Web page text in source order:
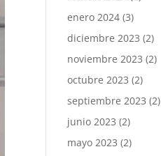
enero 2024 (3)
diciembre 2023 (2)
noviembre 2023 (2)
octubre 2023 (2)
septiembre 2023 (2)
junio 2023 (2)
mayo 2023 (2)